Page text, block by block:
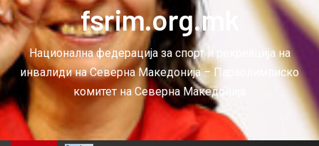
fsrim.org.mk
Национална федерација за спорт и рекреација на
инвалиди на Северна Македонија – Параолимписко
комитет на Северна Македонија